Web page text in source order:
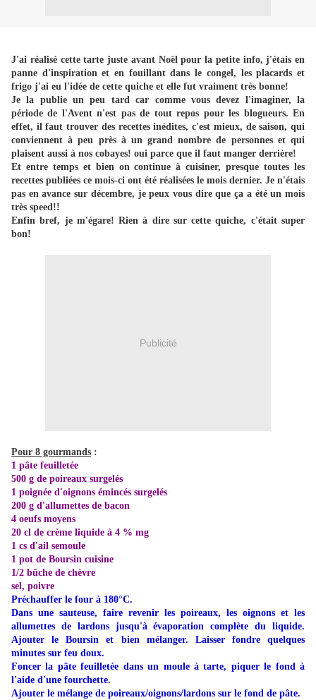
J'ai réalisé cette tarte juste avant Noël pour la petite info, j'étais en
panne d'inspiration et en fouillant dans le congel, les placards et
frigo j'ai eu l'idée de cette quiche et elle fut vraiment très bonne!
Je la publie un peu tard car comme vous devez l'imaginer, la
période de l'Avent n'est pas de tout repos pour les blogueurs. En
effet, il faut trouver des recettes inédites, c'est mieux, de saison, qui
conviennent à peu près à un grand nombre de personnes et qui
plaisent aussi à nos cobayes! oui parce que il faut manger derrière!
Et entre temps et bien on continue à cuisiner, presque toutes les
recettes publiées ce mois-ci ont été réalisées le mois dernier. Je n'étais
pas en avance sur décembre, je peux vous dire que ça a été un mois
très speed!!
Enfin bref, je m'égare! Rien à dire sur cette quiche, c'était super
bon!
Publicité
Pour 8 gourmands :
1 pâte feuilletée
500 g de poireaux surgelés
1 poignée d'oignons émincés surgelés
200 g d'allumettes de bacon
4 oeufs moyens
20 cl de crème liquide à 4 % mg
1 cs d'ail semoule
1 pot de Boursin cuisine
1/2 bûche de chèvre
sel, poivre
Préchauffer le four à 180°C.
Dans une sauteuse, faire revenir les poireaux, les oignons et les
allumettes de lardons jusqu'à évaporation complète du liquide.
Ajouter le Boursin et bien mélanger. Laisser fondre quelques
minutes sur feu doux.
Foncer la pâte feuilletée dans un moule à tarte, piquer le fond à
l'aide d'une fourchette.
Ajouter le mélange de poireaux/oignons/lardons sur le fond de pâte.